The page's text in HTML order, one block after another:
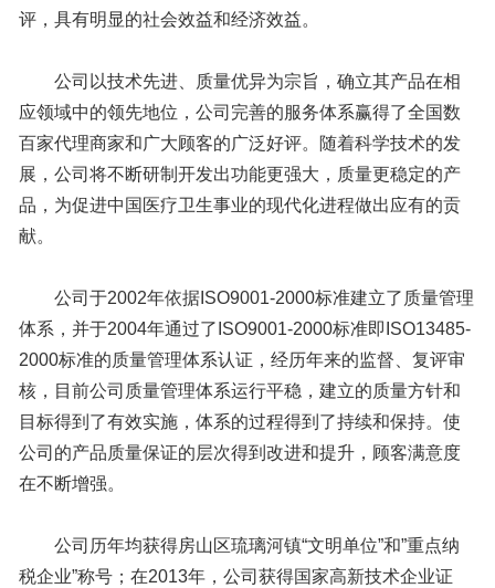
评，具有明显的社会效益和经济效益。
公司以技术先进、质量优异为宗旨，确立其产品在相
应领域中的领先地位，公司完善的服务体系赢得了全国数
百家代理商家和广大顾客的广泛好评。随着科学技术的发
展，公司将不断研制开发出功能更强大，质量更稳定的产
品，为促进中国医疗卫生事业的现代化进程做出应有的贡
献。
公司于2002年依据ISO9001-2000标准建立了质量管理
体系，并于2004年通过了ISO9001-2000标准即ISO13485-
2000标准的质量管理体系认证，经历年来的监督、复评审
核，目前公司质量管理体系运行平稳，建立的质量方针和
目标得到了有效实施，体系的过程得到了持续和保持。使
公司的产品质量保证的层次得到改进和提升，顾客满意度
在不断增强。
公司历年均获得房山区琉璃河镇“文明单位”和”重点纳
税企业”称号；在2013年，公司获得国家高新技术企业证